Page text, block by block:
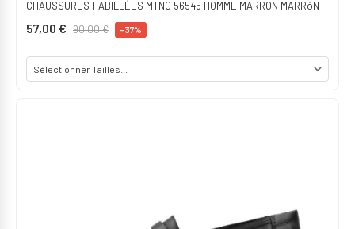
CHAUSSURES HABILLÉES MTNG 56545 HOMME MARRON MARRóN
57,00 € 90,00 € -37%